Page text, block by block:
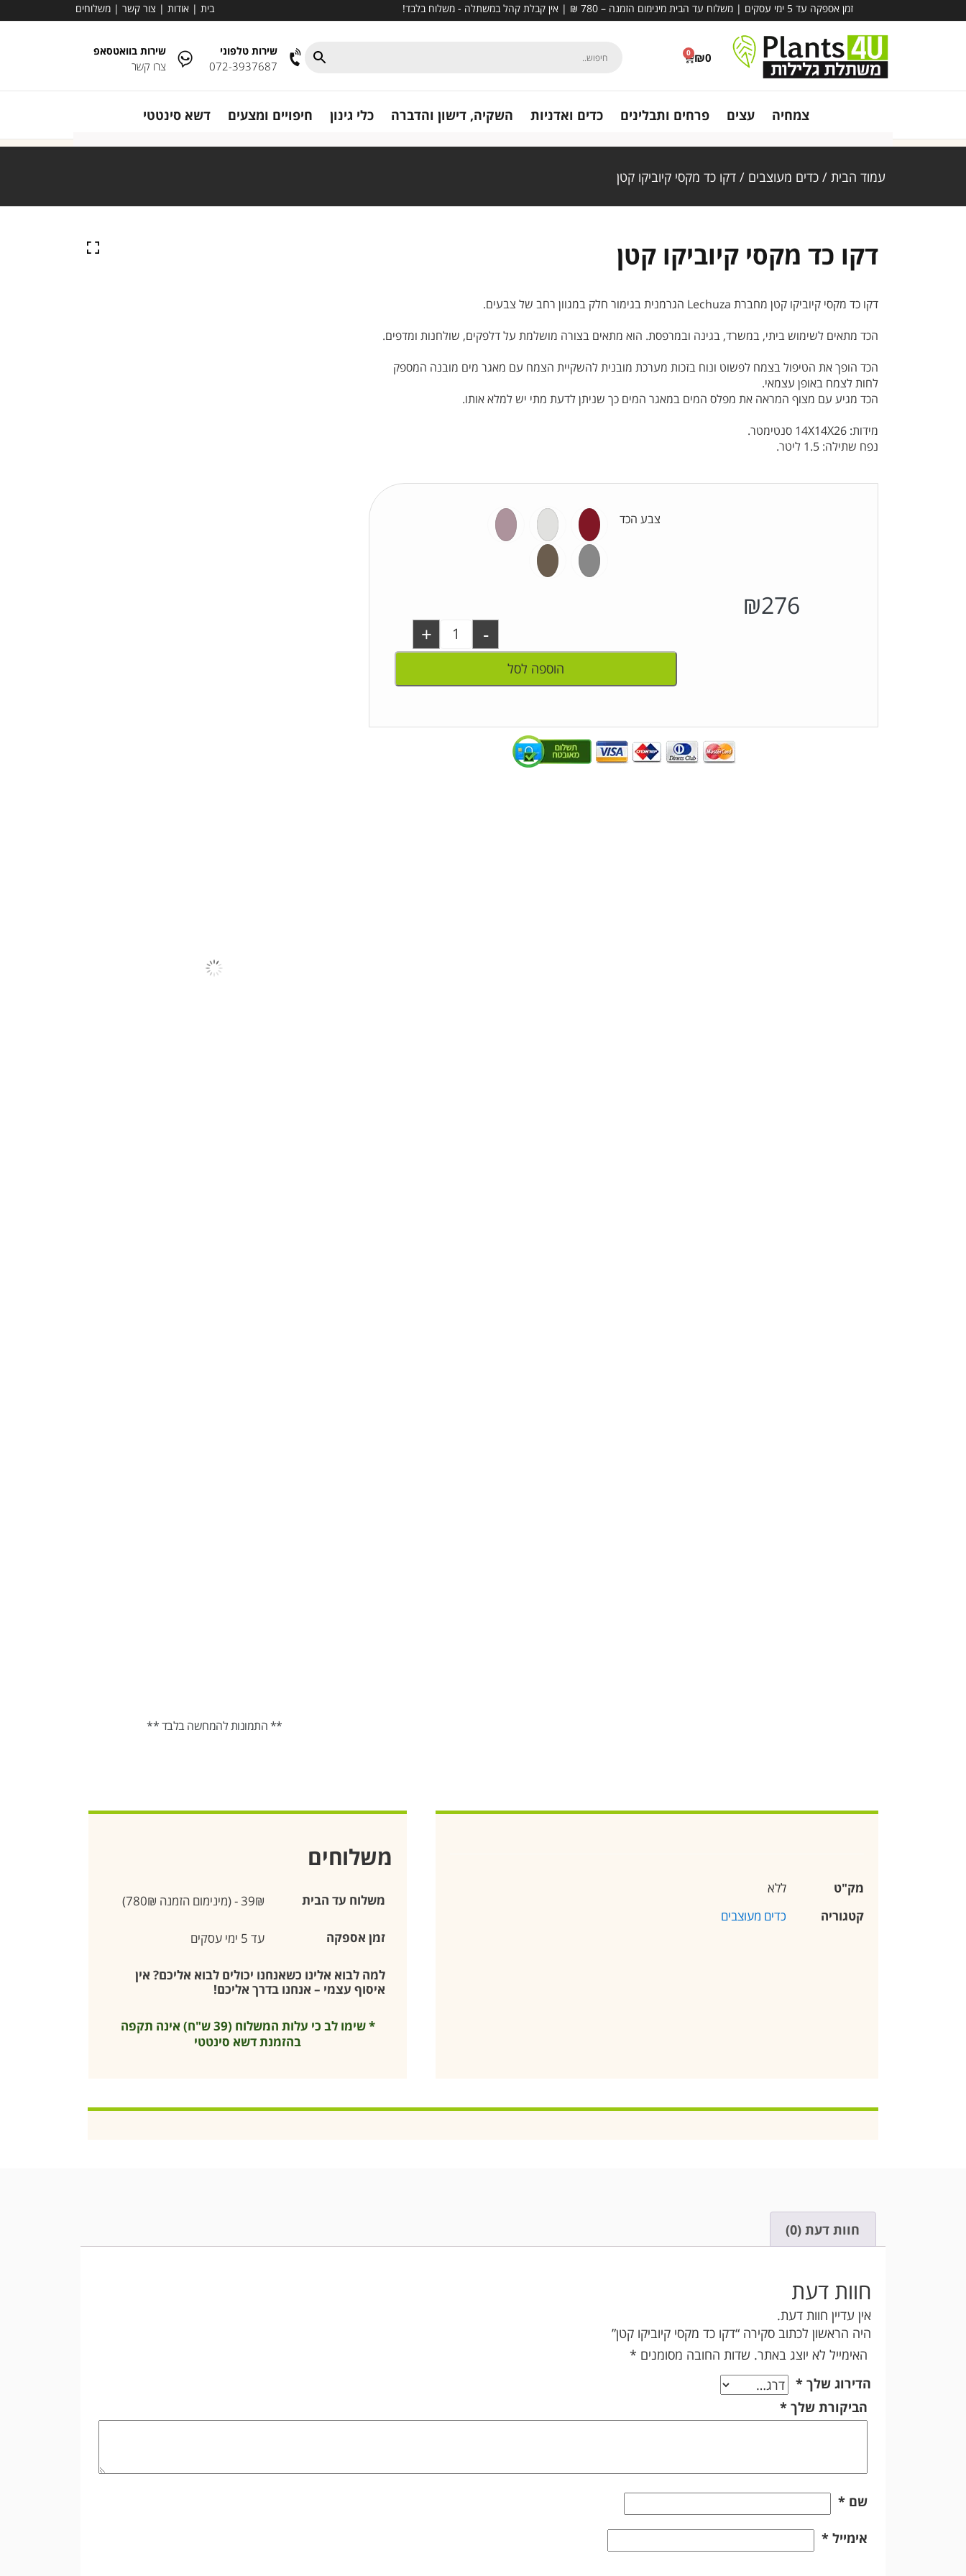
זמן אספקה עד 5 ימי עסקים | משלוח עד הבית מינימום הזמנה – 780 ₪ | אין קבלת קהל במשתלה - משלוח בלבד! בית| אודות| צור קשר| משלוחים
₪0
0 שירות טלפוני
072-3937687
שירות בוואטסאפ
צרו קשר
צמחיה עצים פרחים ותבלינים כדים ואדניות השקיה, דישון והדברה כלי גינון חיפויים ומצעים דשא סינטטי
עמוד הבית / כדים מעוצבים / דקו כד מקסי קיוביקו קטן
דקו כד מקסי קיוביקו קטן
דקו כד מקסי קיוביקו קטן מחברת Lechuza הגרמנית בגימור חלק במגוון רחב של צבעים.
הכד מתאים לשימוש ביתי, במשרד, בגינה ובמרפסת. הוא מתאים בצורה מושלמת על דלפקים, שולחנות ומדפים.
הכד הופך את הטיפול בצמח לפשוט ונוח בזכות מערכת מובנית להשקיית הצמח עם מאגר מים מובנה המספק
לחות לצמח באופן עצמאי.
הכד מגיע עם מצוף המראה את מפלס המים במאגר המים כך שניתן לדעת מתי יש למלא אותו.
מידות: 14X14X26 סנטימטר.
נפח שתילה: 1.5 ליטר.
₪276
צבע הכד
-
+
הוספה לסל
** התמונות להמחשה בלבד **
מק"ט
ללא
קטגוריה
כדים מעוצבים
משלוחים
משלוח עד הבית 39₪ - (מינימום הזמנה 780₪)
זמן אספקה עד 5 ימי עסקים
למה לבוא אלינו כשאנחנו יכולים לבוא אליכם? אין
איסוף עצמי – אנחנו בדרך אליכם!
* שימו לב כי עלות המשלוח (39 ש"ח) אינה תקפה
בהזמנת דשא סינטטי
חוות דעת (0)
חוות דעת
אין עדיין חוות דעת.
היה הראשון לכתוב סקירה “דקו כד מקסי קיוביקו קטן”
האימייל לא יוצג באתר. שדות החובה מסומנים *
הדירוג שלך *
הביקורת שלך *
שם *
אימייל *